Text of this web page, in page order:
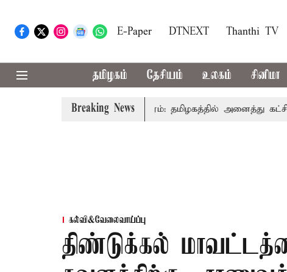
E-Paper DTNEXT Thanthi TV
தமிழகம் தேசியம் உலகம் சினிமா
Breaking News
காவிரி விவகாரம்: தமிழகத்தில் அனைத்து கட்சி
கல்வி&வேலைவாய்ப்பு
திண்டுக்கல்